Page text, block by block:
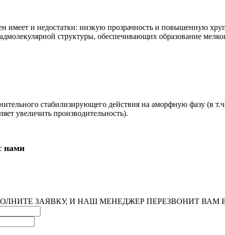
имеет и недостатки: низкую прозрачность и повышенную
структуры, обеспечивающих образование
стабилизирующего действия на аморфную фазу (в
увеличить производительность).
нами
ЗАЯВКУ, И НАШ МЕНЕДЖЕР ПЕРЕЗВОНИТ ВАМ